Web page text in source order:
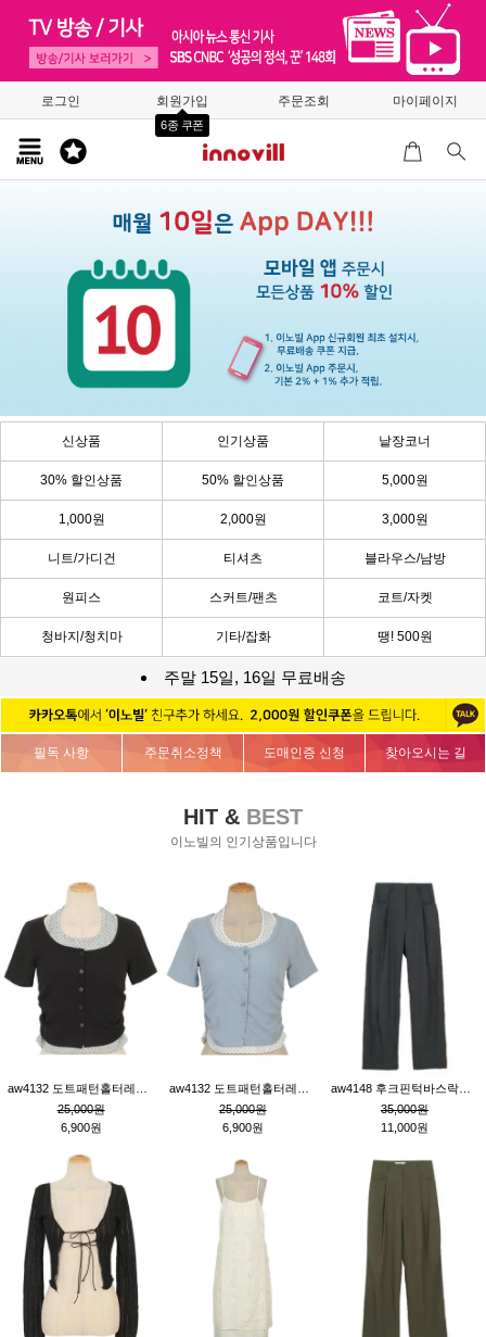
로그인 회원가입
6종 쿠폰
주문조회 마이페이지
신상품 인기상품 낱장코너
30% 할인상품 50% 할인상품 5,000원
1,000원 2,000원 3,000원
니트/가디건 티셔츠 블라우스/남방
원피스 스커트/팬츠 코트/자켓
청바지/청치마 기타/잡화 땡! 500원
주말 15일, 16일 무료배송
필독 사항 주문취소정책 도매인증 신청 찾아오시는 길
HIT & BEST
이노빌의 인기상품입니다
25,000원
6,900원
25,000원
6,900원
35,000원
11,000원